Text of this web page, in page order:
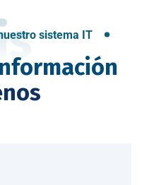
sistema IT